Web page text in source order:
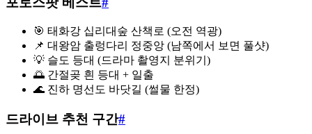
🎯 태화강 십리대숲 산책로 (오전 역광)
📌 대왕암 출렁다리 정중앙 (남쪽에서 보면 풀샷)
💡 슬도 등대 (드라마 촬영지 분위기)
🌅 간절곶 흰 등대 + 일출
🌊 진하 명선도 바닷길 (썰물 한정)
드라이브 추천 구간#